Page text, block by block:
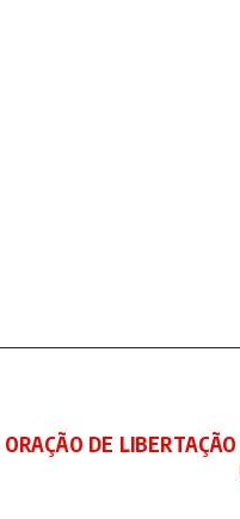
DE